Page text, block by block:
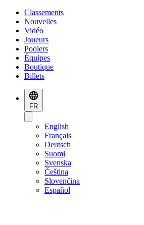
Classements
Nouvelles
Vidéo
Joueurs
Poolers
Équipes
Boutique
Billets
FR
English
Français
Deutsch
Suomi
Svenska
Čeština
Slovenčina
Español